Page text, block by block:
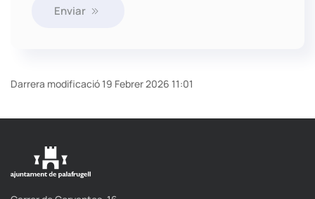
Enviar
Darrera modificació 19 Febrer 2026 11:01